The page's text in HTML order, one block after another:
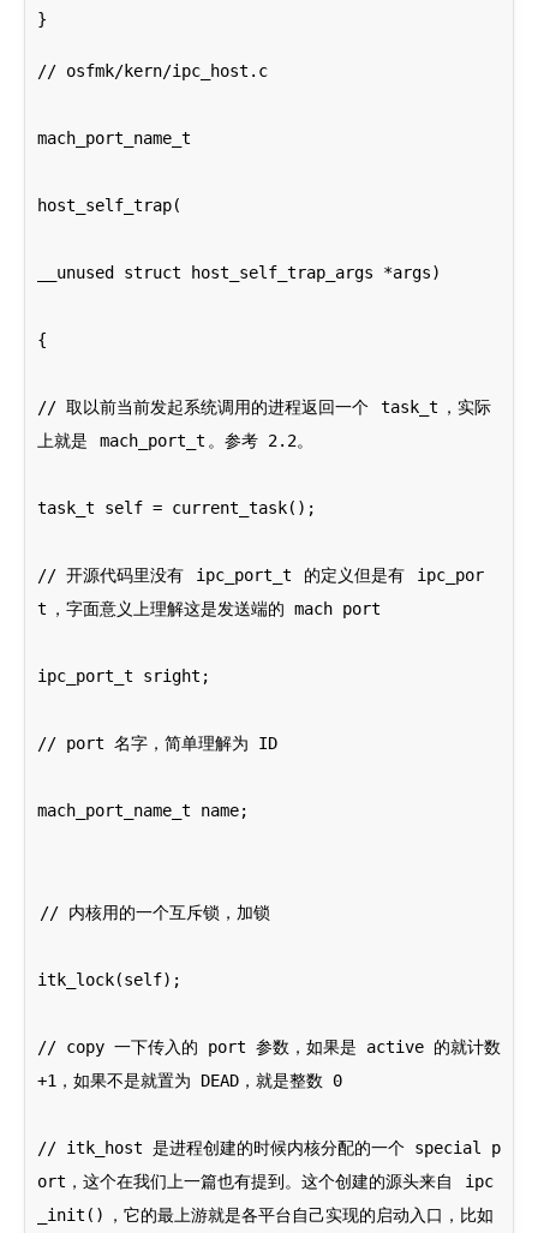
// osfmk/kern/ipc_host.c
mach_port_name_t
host_self_trap(
__unused struct host_self_trap_args *args)
{
// 取以前当前发起系统调用的进程返回一个 task_t ，实际
上就是
mach_port_t 。参考 2.2。
task_t self = current_task();
// 开源代码里没有 ipc_port_t 的定义但是有
ipc_por
t ，字面意义上理解这是发送端的 mach port
ipc_port_t sright;
// port 名字，简单理解为 ID
mach_port_name_t name;
// 内核用的一个互斥锁，加锁
itk_lock(self);
// copy 一下传入的 port 参数，如果是 active 的就计数
+1，如果不是就置为 DEAD，就是整数 0
// itk_host 是进程创建的时候内核分配的一个 special p
ort，这个在我们上一篇也有提到。这个创建的源头来自
ipc
_init()
，它的最上游就是各平台自己实现的启动入口，比如